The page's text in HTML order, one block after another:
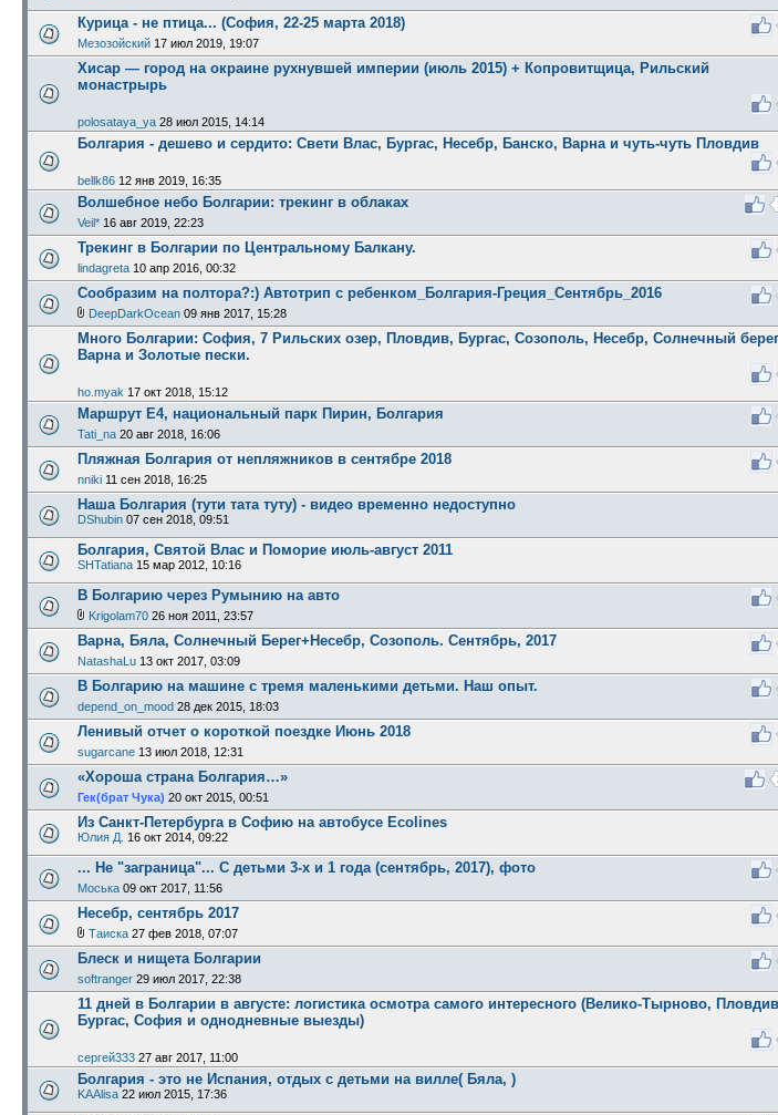
Курица - не птица... (София, 22-25 марта 2018)
Мезозойский 17 июл 2019, 19:07
Хисар — город на окраине рухнувшей империи (июль 2015) + Копровитщица, Рильский
монастрырь
polosataya_ya 28 июл 2015, 14:14
Болгария - дешево и сердито: Свети Влас, Бургас, Несебр, Банско, Варна и чуть-чуть Пловдив
bellk86 12 янв 2019, 16:35
Волшебное небо Болгарии: трекинг в облаках
Veil* 16 авг 2019, 22:23
Трекинг в Болгарии по Центральному Балкану.
lindagreta 10 апр 2016, 00:32
Сообразим на полтора?:) Автотрип с ребенком_Болгария-Греция_Сентябрь_2016
DeepDarkOcean 09 янв 2017, 15:28
Много Болгарии: София, 7 Рильских озер, Пловдив, Бургас, Созополь, Несебр, Солнечный
Варна и Золотые пески.
ho.myak 17 окт 2018, 15:12
Маршрут Е4, национальный парк Пирин, Болгария
Tati_na 20 авг 2018, 16:06
Пляжная Болгария от непляжников в сентябре 2018
nniki 11 сен 2018, 16:25
Наша Болгария (тути тата туту) - видео временно недоступно
DShubin 07 сен 2018, 09:51
Болгария, Святой Влас и Поморие июль-август 2011
SHTatiana 15 мар 2012, 10:16
В Болгарию через Румынию на авто
Krigolam70 26 ноя 2011, 23:57
Варна, Бяла, Солнечный Берег+Несебр, Созополь. Сентябрь, 2017
NatashaLu 13 окт 2017, 03:09
В Болгарию на машине с тремя маленькими детьми. Наш опыт.
depend_on_mood 28 дек 2015, 18:03
Ленивый отчет о короткой поездке Июнь 2018
sugarcane 13 июл 2018, 12:31
«Хороша страна Болгария…»
Гек(брат Чука) 20 окт 2015, 00:51
Из Санкт-Петербурга в Софию на автобусе Ecolines
Юлия Д. 16 окт 2014, 09:22
... Не "заграница"... С детьми 3-х и 1 года (сентябрь, 2017), фото
Моська 09 окт 2017, 11:56
Несебр, сентябрь 2017
Таиска 27 фев 2018, 07:07
Блеск и нищета Болгарии
softranger 29 июл 2017, 22:38
11 дней в Болгарии в августе: логистика осмотра самого интересного (Велико-Тырново,
Бургас, София и однодневные выезды)
сергей333 27 авг 2017, 11:00
Болгария - это не Испания, отдых с детьми на вилле( Бяла, )
KAAlisa 22 июл 2015, 17:36